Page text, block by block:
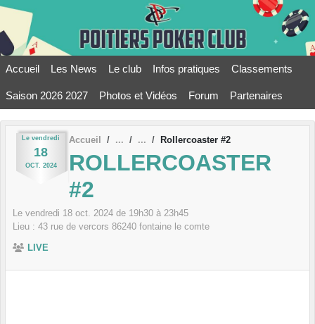
Accueil Les News Le club Infos pratiques Classements
Saison 2026 2027 Photos et Vidéos Forum Partenaires
Le vendredi
18
OCT. 2024
Accueil Rollercoaster #2
ROLLERCOASTER
#2
Le vendredi 18 oct. 2024 de 19h30 à 23h45
Lieu : 43 rue de vercors 86240 fontaine le comte
LIVE
Panneau de gestion des cookies